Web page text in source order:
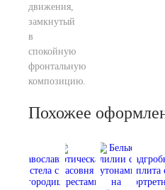
движения,
замкнутый
в
спокойную
фронтальную
композицию.
Похожее